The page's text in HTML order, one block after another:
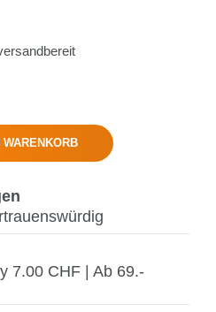
WARENKORB
7.00 CHF | Ab 69.-